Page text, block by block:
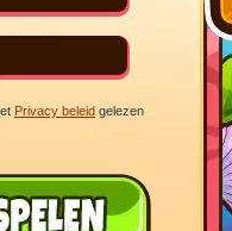
Privacy beleid gelezen